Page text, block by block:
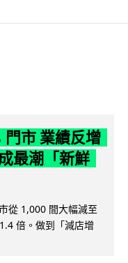
門市 業績反增
最潮「新鮮
從 1,000 間大幅減至
倍。做到「減店增